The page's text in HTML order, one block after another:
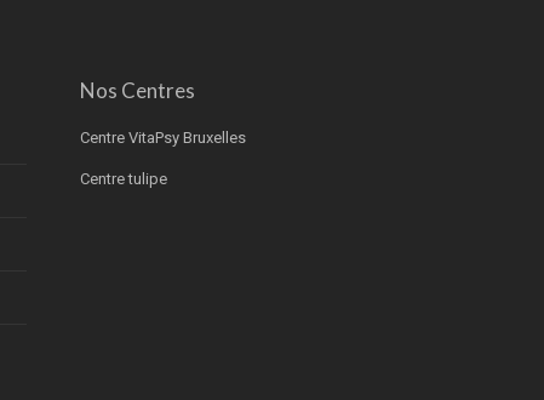
Nos Centres
Centre VitaPsy Bruxelles
Centre tulipe